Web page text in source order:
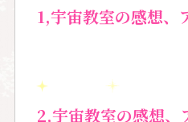
1,宇宙教室の感想、
2,宇宙教室の感想、